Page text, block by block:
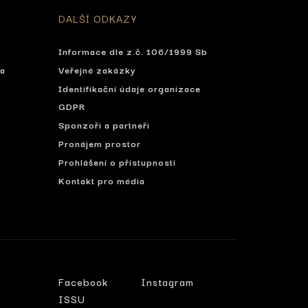
DALŠÍ ODKAZY
Informace dle z.č. 106/1999 Sb
Veřejné zakázky
Identifikační údaje organizace
GDPR
Sponzoři a partneři
Pronájem prostor
Prohlášení o přístupnosti
Kontakt pro média
Facebook
Instagram
ISSU